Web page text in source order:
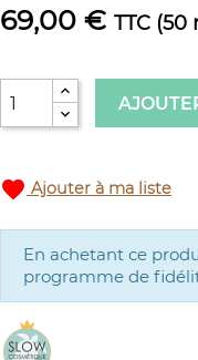
69,00 € TTC (50
favorite Ajouter à ma liste
En achetant ce
programme de